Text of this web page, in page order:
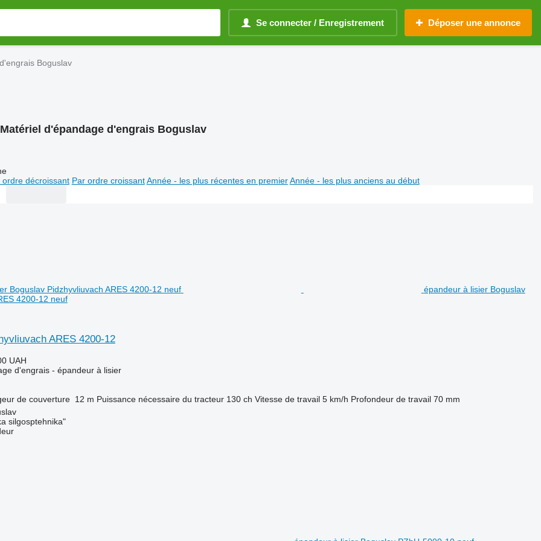
Se connecter / Enregistrement Déposer une annonce
Boguslav
Matériel d'épandage d'engrais Boguslav
ordre décroissant Par ordre croissant Année - les plus récentes en premier Année - les plus anciens au début
épandeur à lisier Boguslav
4200-12 neuf
ARES 4200-12
UAH
d'engrais - épandeur à lisier
de couverture 12 m Puissance nécessaire du tracteur 130 ch Vitesse de travail 5 km/h Profondeur de travail 70 mm
silgosptehnika"